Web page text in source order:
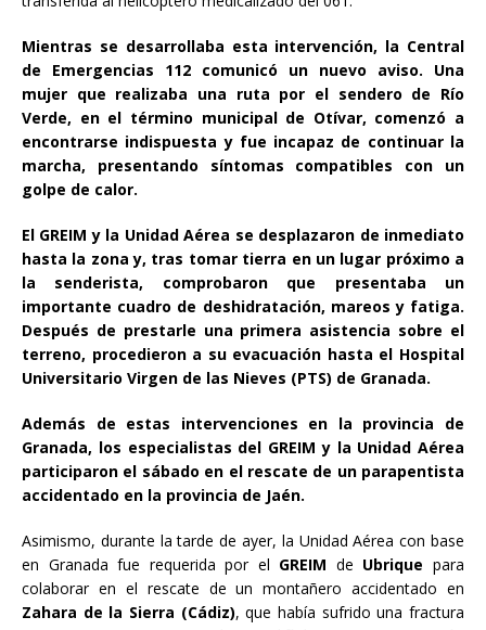
Mientras se desarrollaba esta intervención, la Central
de Emergencias 112 comunicó un nuevo aviso. Una
mujer que realizaba una ruta por el sendero de Río
Verde, en el término municipal de Otívar, comenzó a
encontrarse indispuesta y fue incapaz de continuar la
marcha, presentando síntomas compatibles con un
golpe de calor.
El GREIM y la Unidad Aérea se desplazaron de inmediato
hasta la zona y, tras tomar tierra en un lugar próximo a
la senderista, comprobaron que presentaba un
importante cuadro de deshidratación, mareos y fatiga.
Después de prestarle una primera asistencia sobre el
terreno, procedieron a su evacuación hasta el Hospital
Universitario Virgen de las Nieves (PTS) de Granada.
Además de estas intervenciones en la provincia de
Granada, los especialistas del GREIM y la Unidad Aérea
participaron el sábado en el rescate de un parapentista
accidentado en la provincia de Jaén.
Asimismo, durante la tarde de ayer, la Unidad Aérea con base
en Granada fue requerida por el GREIM de Ubrique para
colaborar en el rescate de un montañero accidentado en
Zahara de la Sierra (Cádiz), que había sufrido una fractura